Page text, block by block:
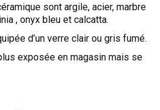
sont argile, acier, marbre
, onyx bleu et calcatta.
d’un verre clair ou gris fumé.
exposée en magasin mais se